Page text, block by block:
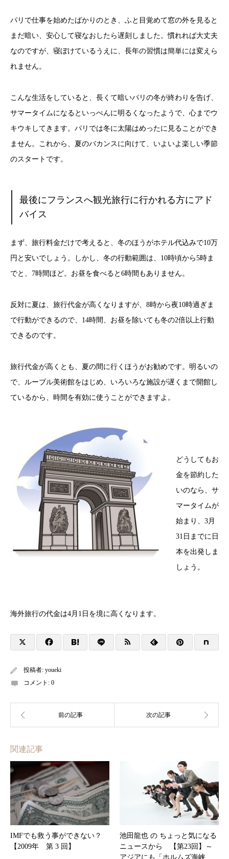
パリで仕事を始めたばかりのとき、ふと目覚めて窓の外を見ると
まだ暗い、安心して寝なおしたら遅刻しました。慣れれば大丈夫
なのですが、寝ぼけているうえに、長年の習慣は簡単には変えら
れません。
こんな生活をしていると、長くて暗いパリの冬が終わりを告げ、
サマータイムになるといっぺんに明るくなったようで、心までウ
キウキしてきます。パリでは冬に太陽はめったに見ることができ
ません。これから、夏のバカンスに向けて、いよいよ楽しい季節
のスタートです。
最後にフランスへ観光旅行に行かれる方にアド
バイス
まず、旅行料金だけで考えると、冬のほうがホテル代込みで10万
円と安いでしょう。しかし、冬の行動範囲は、10時頃から5時ま
でと、7時間ほど。お昼を食べると6時間もありません。
反対に夏は、旅行代金が高くなりますが、8時から夜10時過ぎま
で行動ができるので、14時間、お昼を除いても冬の2倍以上行動
できるのです。
旅行代金が高くとも、夏の間に行くほうがお勧めです。明るいの
で、ルーブル美術館をはじめ、いろいろな施設が遅くまで開館し
ているから、時間を有効に使うことができますよ。
どうしてもお
金を節約した
いのなら、サ
マータイムが
始まり、3月
31日までに日
本を出発しま
しょう。
海外旅行の代金は4月1日を境に高くなります。
投稿者: youeki
コメント: 0
関連記事
IMFでも救う事ができない？
【2009年 第 3 回】
池田龍也 の ちょっと気になる
ニュースから 【第23回】～
アジアにも「ホルムズ海峡…